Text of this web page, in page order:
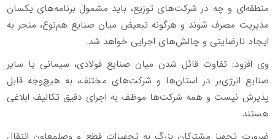
منطقه‌ای و چه در شرکت‌های توزیع، باید مشمول برنامه‌های یکسان
مدیریت مصرف شوند و هرگونه تبعیض میان صنایع هم‌نوع، منجر به
ایجاد نارضایتی و چالش‌های اجرایی خواهد شد.
وی افزود: تفاوت قائل شدن میان صنایع فولادی، سیمانی یا سایر
صنایع انرژی‌بر در استان‌ها و شرکت‌های مختلف، به هیچ‌وجه قابل
پذیرش نیست و همه شرکت‌ها موظف به اجرای دقیق تکالیف ابلاغی
هستند.